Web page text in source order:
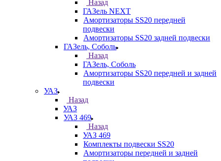
Назад
ГАЗель NEXT
Амортизаторы SS20 передней
подвески
Амортизаторы SS20 задней подвески
ГАЗель, Соболь
Назад
ГАЗель, Соболь
Амортизаторы SS20 передней и задней
подвески
УАЗ
Назад
УАЗ
УАЗ 469
Назад
УАЗ 469
Комплекты подвески SS20
Амортизаторы передней и задней